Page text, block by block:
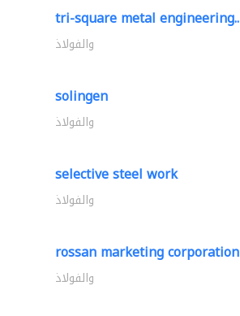
tri-square metal engineering..
والفولاذ
solingen
والفولاذ
selective steel work
والفولاذ
rossan marketing corporation
والفولاذ